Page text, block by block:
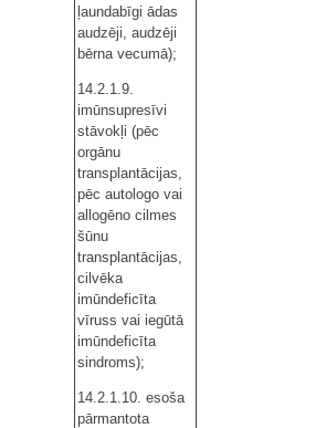
ļaundabīgi ādas
audzēji, audzēji
bērna vecumā);
14.2.1.9.
imūnsupresīvi
stāvokļi (pēc
orgānu
transplantācijas,
pēc autologo vai
allogēno cilmes
šūnu
transplantācijas,
cilvēka
imūndeficīta
vīruss vai iegūtā
imūndeficīta
sindroms);
14.2.1.10. esoša
pārmantota